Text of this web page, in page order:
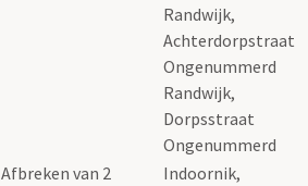
Randwijk,
Achterdorpstraat
Ongenummerd
Randwijk,
Dorpsstraat
Ongenummerd
Afbreken van 2
Indoornik,